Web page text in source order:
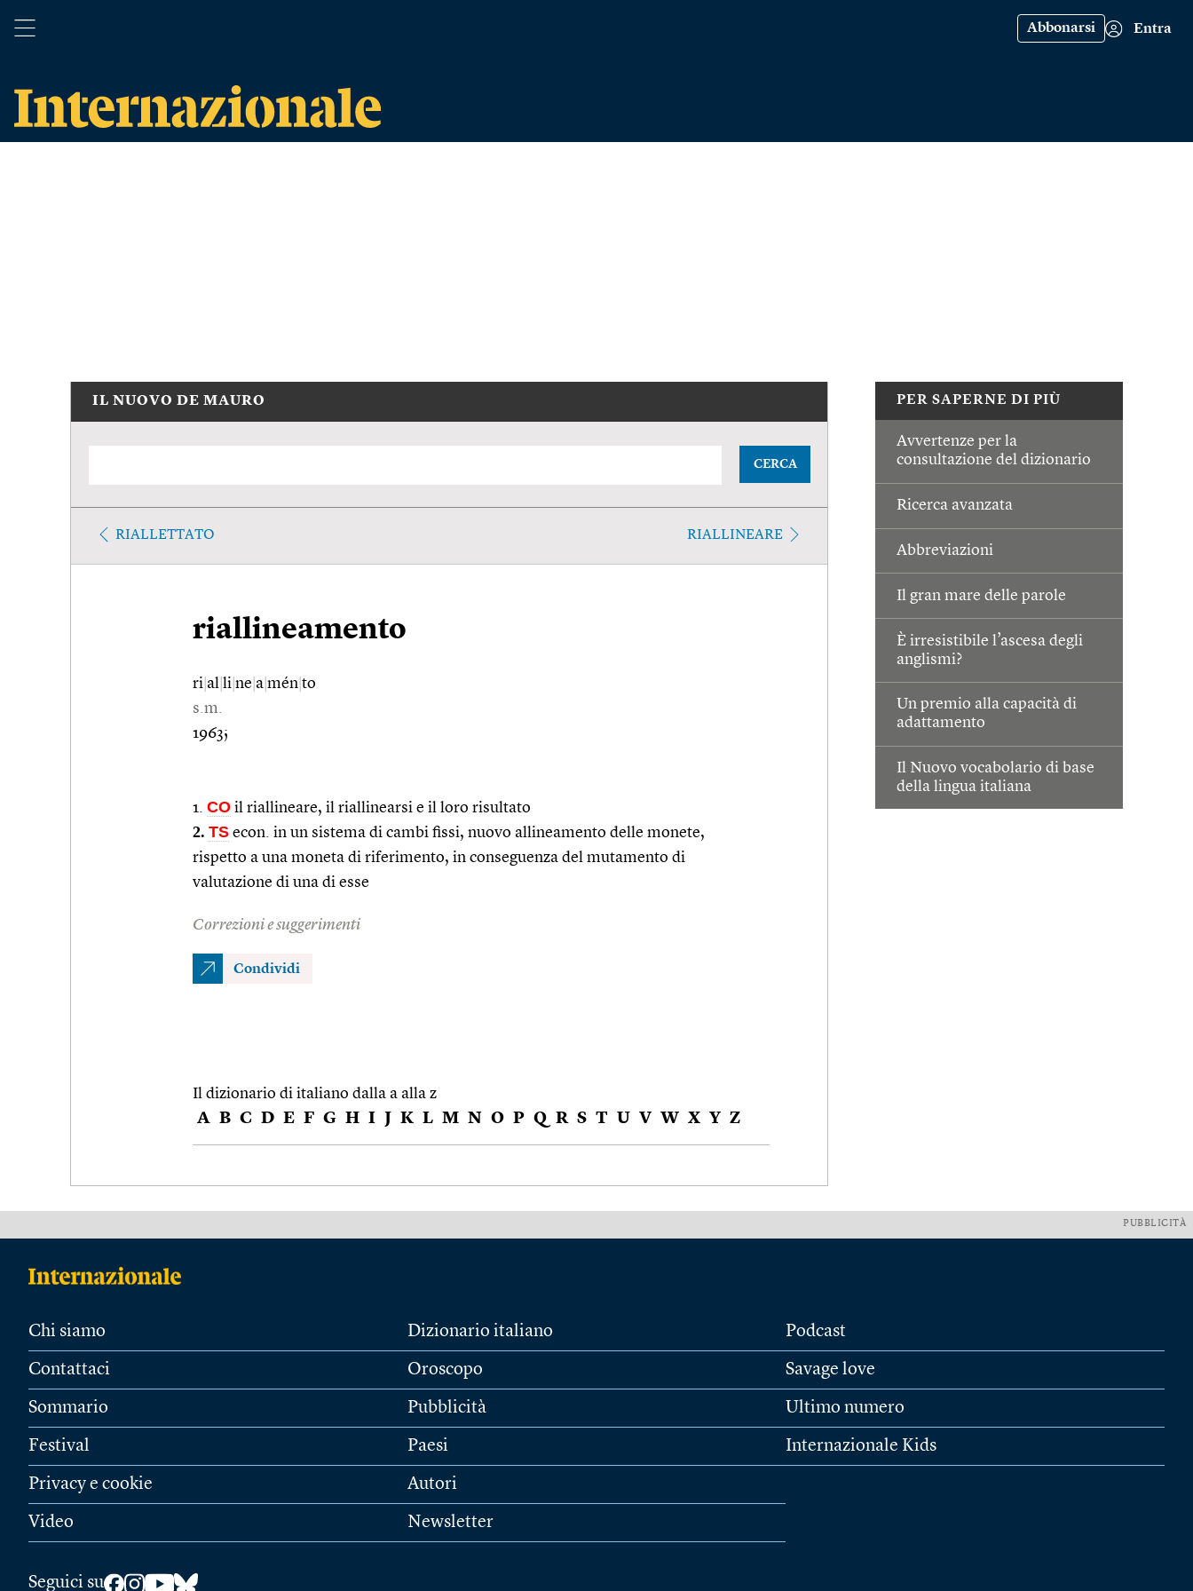
Abbonarsi Entra
PER SAPERNE DI PIÙ
Avvertenze per la
consultazione del dizionario
Ricerca avanzata
Abbreviazioni
Il gran mare delle parole
È irresistibile l’ascesa degli
anglismi?
Un premio alla capacità di
adattamento
Il Nuovo vocabolario di base
della lingua italiana
IL NUOVO DE MAURO
CERCA
RIALLETTATO RIALLINEARE
riallineamento
ri al li ne a mén to
s.m.
1963;
1. CO il riallineare, il riallinearsi e il loro risultato
2. TS econ. in un sistema di cambi fissi, nuovo allineamento delle monete,
rispetto a una moneta di riferimento, in conseguenza del mutamento di
valutazione di una di esse
Correzioni e suggerimenti
Condividi
Il dizionario di italiano dalla a alla z
A B C D E F G H I J K L M N O P Q R S T U V W X Y Z
PUBBLICITÀ
Chi siamo
Contattaci
Sommario
Festival
Privacy e cookie
Video
Dizionario italiano
Oroscopo
Pubblicità
Paesi
Autori
Newsletter
Podcast
Savage love
Ultimo numero
Internazionale Kids
Seguici su